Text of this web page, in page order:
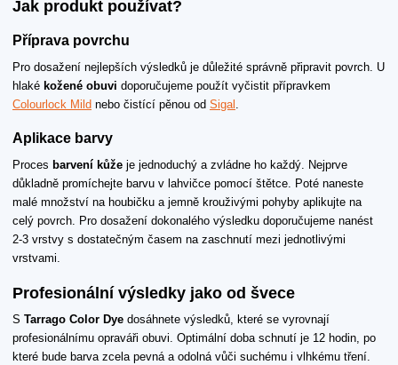
Jak produkt používat?
Příprava povrchu
Pro dosažení nejlepších výsledků je důležité správně připravit povrch. U
hlaké kožené obuvi doporučujeme použít vyčistit přípravkem
Colourlock Mild nebo čistící pěnou od Sigal
Aplikace barvy
Proces barvení kůže je jednoduchý a zvládne ho každý. Nejprve
důkladně promíchejte barvu v lahvičce pomocí štětce. Poté naneste
malé množství na houbičku a jemně krouživými pohyby aplikujte na
celý povrch. Pro dosažení dokonalého výsledku doporučujeme nanést
2-3 vrstvy s dostatečným časem na zaschnutí mezi jednotlivými
vrstvami.
Profesionální výsledky jako od švece
S Tarrago Color Dye dosáhnete výsledků, které se vyrovnají
profesionálnímu opraváři obuvi. Optimální doba schnutí je 12 hodin, po
které bude barva zcela pevná a odolná vůči suchému i vlhkému tření.